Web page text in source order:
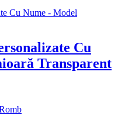
Cu
Transparent